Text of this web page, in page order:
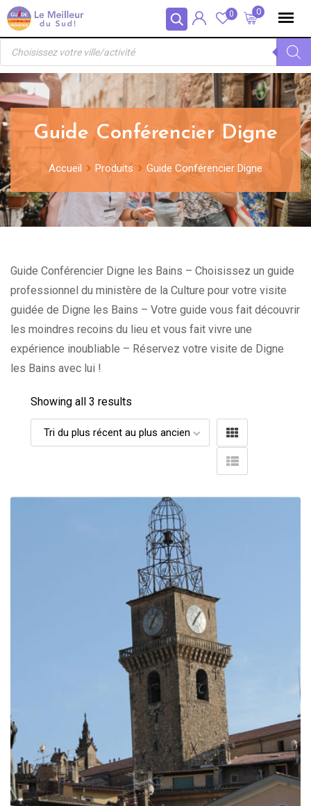
Panneau de gestion des cookies
Skip
to
content
0
0
Recherche
produits
Guide Conférencier Digne
Accueil Produits Guide Conférencier Digne
Guide Conférencier Digne les Bains – Choisissez un guide
professionnel du ministère de la Culture pour votre visite
guidée de Digne les Bains – Votre guide vous fait découvrir
les moindres recoins du lieu et vous fait vivre une
expérience inoubliable – Réservez votre visite de Digne
les Bains avec lui !
Showing all 3 results